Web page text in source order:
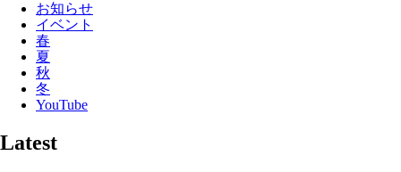
お知らせ
イベント
春
夏
秋
冬
YouTube
Latest